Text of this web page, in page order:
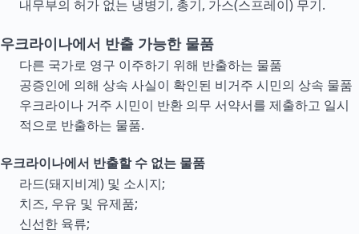
내무부의 허가 없는 냉병기, 총기, 가스(스프레이) 무기.
우크라이나에서 반출 가능한 물품
다른 국가로 영구 이주하기 위해 반출하는 물품
공증인에 의해 상속 사실이 확인된 비거주 시민의 상속 물품
우크라이나 거주 시민이 반환 의무 서약서를 제출하고 일시
적으로 반출하는 물품.
우크라이나에서 반출할 수 없는 물품
라드(돼지비계) 및 소시지;
치즈, 우유 및 유제품;
신선한 육류;